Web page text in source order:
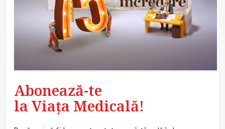
Abonează-te
la Viața Medicală!